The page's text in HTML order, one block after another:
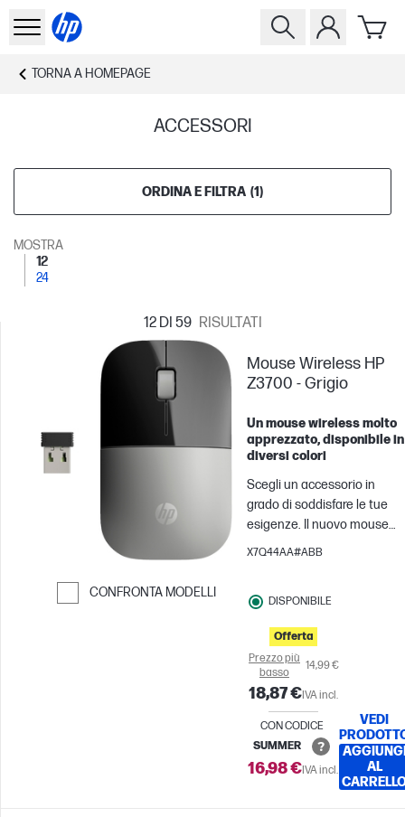
TORNA A HOMEPAGE
ACCESSORI
ORDINA E FILTRA (1)
MOSTRA
12
24
12DI 59 RISULTATI
CONFRONTA MODELLI
Mouse Wireless HP
Z3700 - Grigio
Un mouse wireless molto
apprezzato, disponibile in
diversi colori
Scegli un accessorio in
grado di soddisfare le tue
esigenze. Il nuovo mouse
wireless[1] è stato creato
funzionale. È pratico. È di
tendenza. È tuo.
X7Q44AA#ABB
DISPONIBILE
Offerta
Prezzo più
basso
14,99 €
18,87 €IVA incl.
CON CODICE
SUMMER
16,98 €IVA incl.
VEDI
AL